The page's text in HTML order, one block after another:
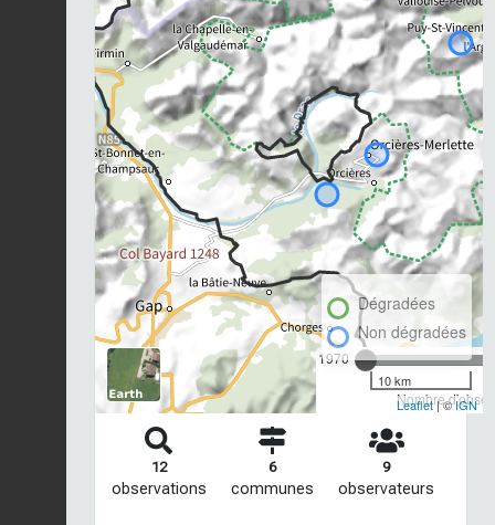
1970
Nombre
Dégradées
Non dégradées
10 km
Leaflet| ©IGN
12
observations
6
communes
9
observateurs